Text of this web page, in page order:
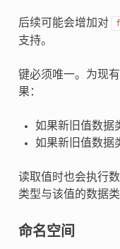
后续可能会增加对
支持。
键必须唯一。为现
果：
如果新旧值数据
如果新旧值数据
读取值时也会执行
类型与该值的数据
命名空间